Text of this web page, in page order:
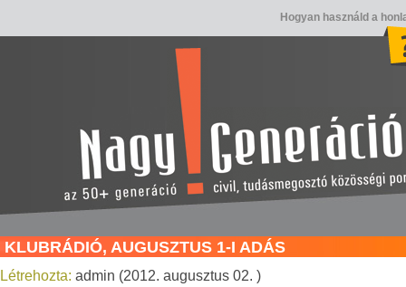
Hogyan használd a
KLUBRÁDIÓ, AUGUSZTUS 1-I ADÁS
Létrehozta: admin (2012. augusztus 02. )